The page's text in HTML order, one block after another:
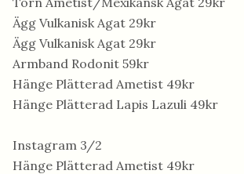
Ägg Vulkanisk Agat 29kr
Ägg Vulkanisk Agat 29kr
Armband Rodonit 59kr
Hänge Plätterad Ametist 49kr
Hänge Plätterad Lapis Lazuli 49kr
Instagram 3/2
Hänge Plätterad Ametist 49kr